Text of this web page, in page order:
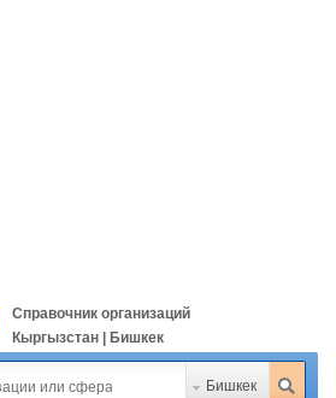
Справочник организаций
Кыргызстан | Бишкек
Бишкек